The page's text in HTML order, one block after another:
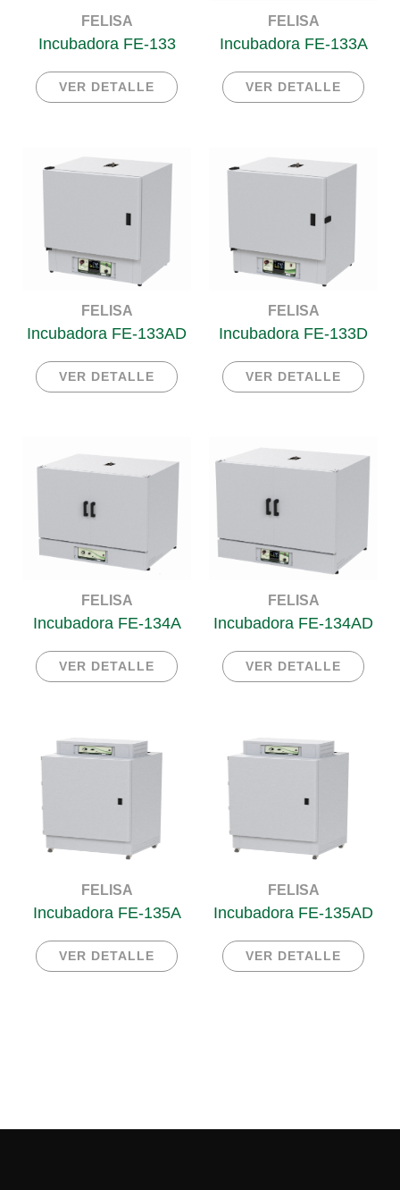
FELISA
Incubadora FE-133
VER DETALLE
FELISA
Incubadora FE-133A
VER DETALLE
FELISA
Incubadora FE-133AD
VER DETALLE
FELISA
Incubadora FE-133D
VER DETALLE
FELISA
Incubadora FE-134A
VER DETALLE
FELISA
Incubadora FE-134AD
VER DETALLE
FELISA
Incubadora FE-135A
VER DETALLE
FELISA
Incubadora FE-135AD
VER DETALLE